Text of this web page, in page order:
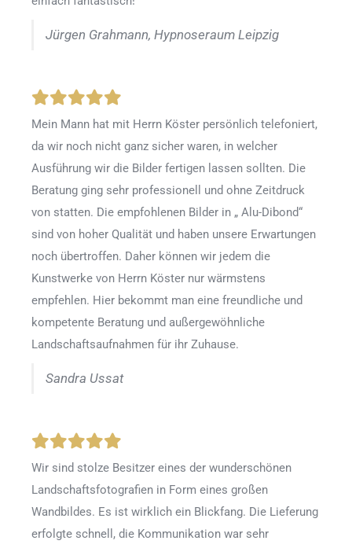
Jürgen Grahmann, Hypnoseraum Leipzig
Mein Mann hat mit Herrn Köster persönlich telefoniert,
da wir noch nicht ganz sicher waren, in welcher
Ausführung wir die Bilder fertigen lassen sollten. Die
Beratung ging sehr professionell und ohne Zeitdruck
von statten. Die empfohlenen Bilder in „ Alu-Dibond“
sind von hoher Qualität und haben unsere Erwartungen
noch übertroffen. Daher können wir jedem die
Kunstwerke von Herrn Köster nur wärmstens
empfehlen. Hier bekommt man eine freundliche und
kompetente Beratung und außergewöhnliche
Landschaftsaufnahmen für ihr Zuhause.
Sandra Ussat
Wir sind stolze Besitzer eines der wunderschönen
Landschaftsfotografien in Form eines großen
Wandbildes. Es ist wirklich ein Blickfang. Die Lieferung
erfolgte schnell, die Kommunikation war sehr